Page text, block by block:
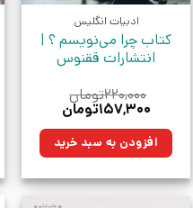
ادبیات انگلیس
کتاب چرا‌ می‌نویسم ؟ |
انتشارات ققنوس
۲۲۰,۰۰۰تومان
قیمت
۲۲۰,۰۰۰تومان
بود.
۱۵۷,۳۰۰تومان
۱۵۷,۳۰۰تومان.افزودن به سبد خرید